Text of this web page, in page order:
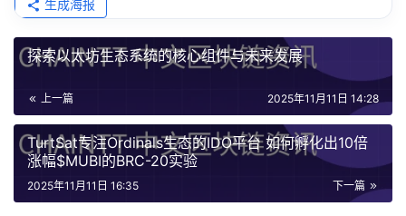
生成海报
探索以太坊生态系统的核心组件与未来发展
上一篇 2025年11月11日 14:28
TurtSat专注Ordinals生态的IDO平台 如何孵化出10倍
涨幅$MUBI的BRC-20实验
下一篇
2025年11月11日 16:35